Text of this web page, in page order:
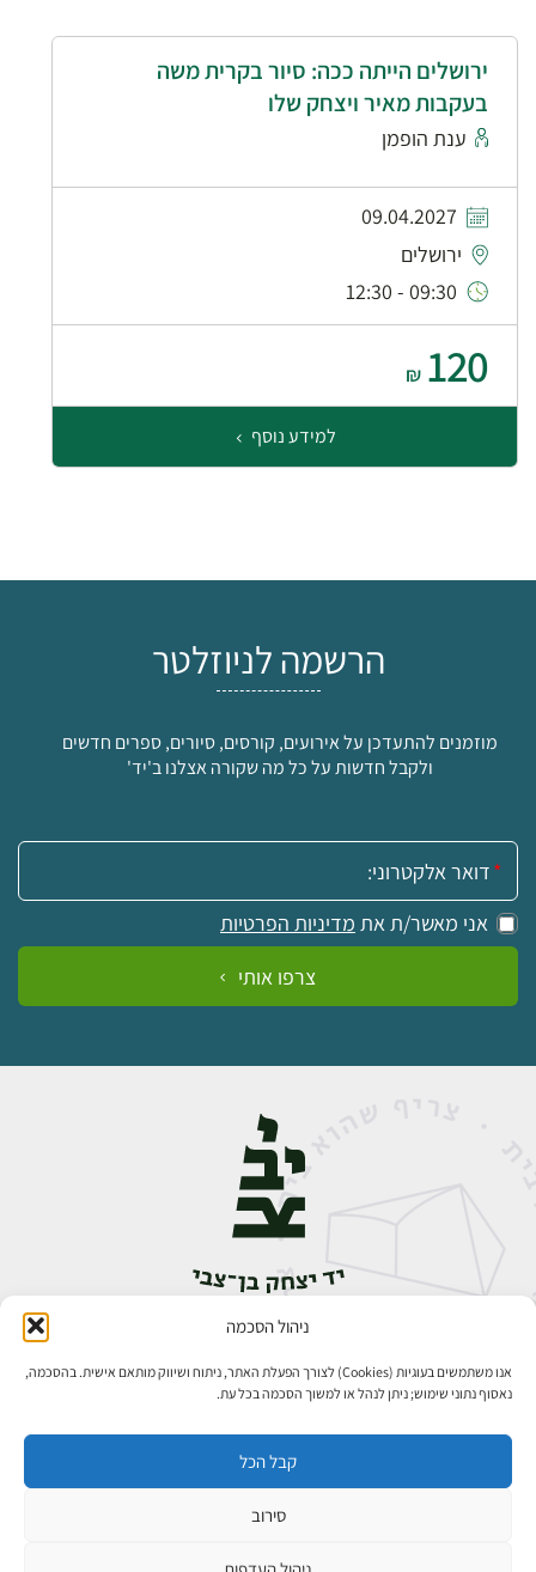
ניהול הסכמה
אנו משתמשים בעוגיות (Cookies) לצורך הפעלת האתר, ניתוח ושיווק מותאם אישית. בהסכמה,
נאסוף נתוני שימוש; ניתן לנהל או למשוך הסכמה בכל עת.
קבל הכל
סירוב
ירושלים הייתה ככה: סיור בקרית משה
בעקבות מאיר ויצחק שלו
ענת הופמן
09.04.2027
ירושלים
09:30 - 12:30
120
₪
למידע נוסף
הרשמה לניוזלטר
מוזמנים להתעדכן על אירועים, קורסים, סיורים, ספרים חדשים
ולקבל חדשות על כל מה שקורה אצלנו ב'יד'
אימייל:
אני מאשר/ת את מדיניות הפרטיות
צרפו אותי
אבן גבירול 14, רחביה, ירושלים
פיתוח אתרים